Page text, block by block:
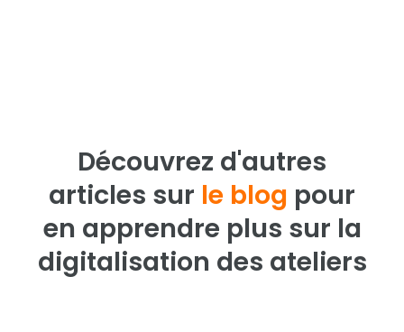
Découvrez d'autres
articles sur le blog pour
en apprendre plus sur la
digitalisation des ateliers